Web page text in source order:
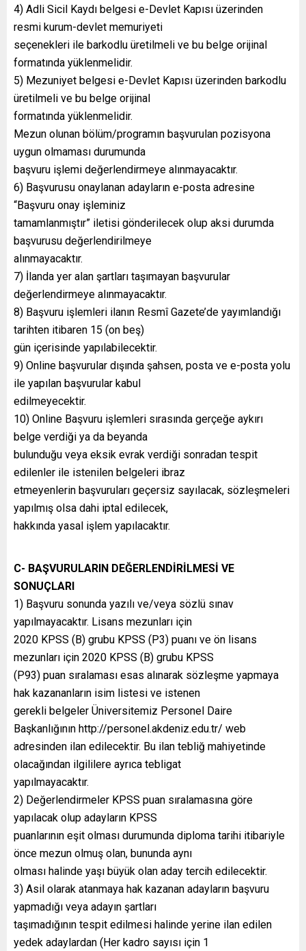
4) Adli Sicil Kaydı belgesi e-Devlet Kapısı üzerinden
resmi kurum-devlet memuriyeti
seçenekleri ile barkodlu üretilmeli ve bu belge orijinal
formatında yüklenmelidir.
5) Mezuniyet belgesi e-Devlet Kapısı üzerinden barkodlu
üretilmeli ve bu belge orijinal
formatında yüklenmelidir.
Mezun olunan bölüm/programın başvurulan pozisyona
uygun olmaması durumunda
başvuru işlemi değerlendirmeye alınmayacaktır.
6) Başvurusu onaylanan adayların e-posta adresine
“Başvuru onay işleminiz
tamamlanmıştır” iletisi gönderilecek olup aksi durumda
başvurusu değerlendirilmeye
alınmayacaktır.
7) İlanda yer alan şartları taşımayan başvurular
değerlendirmeye alınmayacaktır.
8) Başvuru işlemleri ilanın Resmî Gazete’de yayımlandığı
tarihten itibaren 15 (on beş)
gün içerisinde yapılabilecektir.
9) Online başvurular dışında şahsen, posta ve e-posta yolu
ile yapılan başvurular kabul
edilmeyecektir.
10) Online Başvuru işlemleri sırasında gerçeğe aykırı
belge verdiği ya da beyanda
bulunduğu veya eksik evrak verdiği sonradan tespit
edilenler ile istenilen belgeleri ibraz
etmeyenlerin başvuruları geçersiz sayılacak, sözleşmeleri
yapılmış olsa dahi iptal edilecek,
hakkında yasal işlem yapılacaktır.
C- BAŞVURULARIN DEĞERLENDİRİLMESİ VE
SONUÇLARI
1) Başvuru sonunda yazılı ve/veya sözlü sınav
yapılmayacaktır. Lisans mezunları için
2020 KPSS (B) grubu KPSS (P3) puanı ve ön lisans
mezunları için 2020 KPSS (B) grubu KPSS
(P93) puan sıralaması esas alınarak sözleşme yapmaya
hak kazananların isim listesi ve istenen
gerekli belgeler Üniversitemiz Personel Daire
Başkanlığının http://personel.akdeniz.edu.tr/ web
adresinden ilan edilecektir. Bu ilan tebliğ mahiyetinde
olacağından ilgililere ayrıca tebligat
yapılmayacaktır.
2) Değerlendirmeler KPSS puan sıralamasına göre
yapılacak olup adayların KPSS
puanlarının eşit olması durumunda diploma tarihi itibariyle
önce mezun olmuş olan, bununda aynı
olması halinde yaşı büyük olan aday tercih edilecektir.
3) Asil olarak atanmaya hak kazanan adayların başvuru
yapmadığı veya adayın şartları
taşımadığının tespit edilmesi halinde yerine ilan edilen
yedek adaylardan (Her kadro sayısı için 1